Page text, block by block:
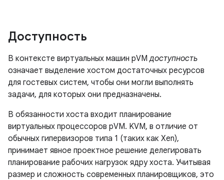
Доступность
В контексте виртуальных машин pVMдоступность
означает выделение хостом достаточных ресурсов
для гостевых систем, чтобы они могли выполнять
задачи, для которых они предназначены.
В обязанности хоста входит планирование
виртуальных процессоров pVM. KVM, в отличие от
обычных гипервизоров типа 1 (таких как Xen),
принимает явное проектное решение делегировать
планирование рабочих нагрузок ядру хоста. Учитывая
размер и сложность современных планировщиков, это